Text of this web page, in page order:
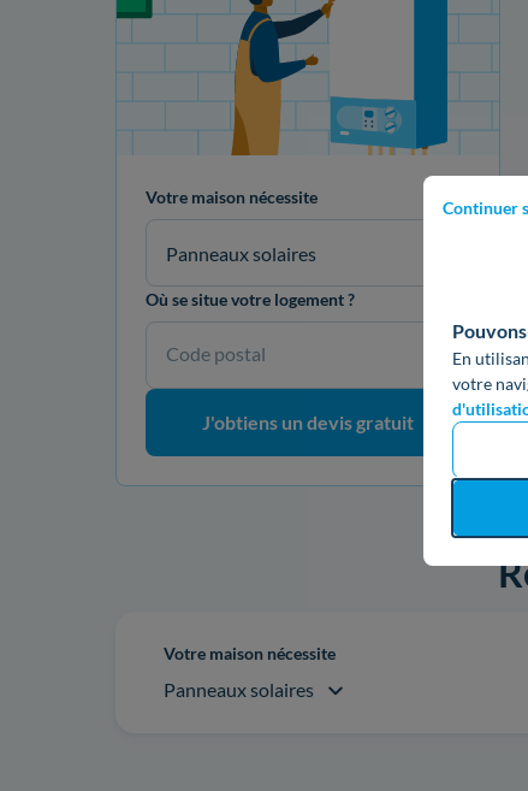
Continuer
En
votre
Votre maison nécessite
Panneaux solaires
Où se situe votre logement ?
Code postal
J'obtiens un devis gratuit
Votre maison nécessite
Panneaux solaires